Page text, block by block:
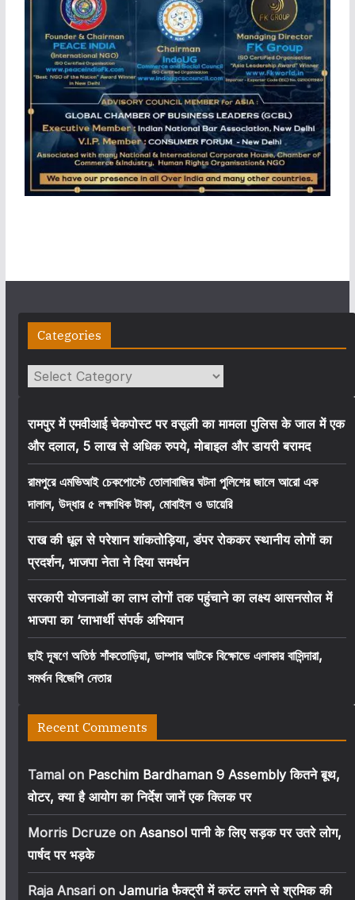
Categories
Categories
रामपुर में एमवीआई चेकपोस्ट पर वसूली का मामला पुलिस के जाल में एक
और दलाल, 5 लाख से अधिक रुपये, मोबाइल और डायरी बरामद
রামপুরে এমভিআই চেকপোস্টে তোলাবাজির ঘটনা পুলিশের জালে আরো এক
দালাল, উদ্ধার ৫ লক্ষাধিক টাকা, মোবাইল ও ডায়েরি
राख की धूल से परेशान शांकतोड़िया, डंपर रोककर स्थानीय लोगों का
प्रदर्शन, भाजपा नेता ने दिया समर्थन
सरकारी योजनाओं का लाभ लोगों तक पहुंचाने का लक्ष्य आसनसोल में
भाजपा का ‘लाभार्थी संपर्क अभियान
ছাই দূষণে অতিষ্ঠ শাঁকতোড়িয়া, ডাম্পার আটকে বিক্ষোভে এলাকার বাসিন্দারা,
সমর্থন বিজেপি নেতার
Recent Comments
Tamalon Paschim Bardhaman 9 Assembly कितने बूथ,
वोटर, क्या है आयोग का निर्देश जानें एक क्लिक पर
Morris Dcruzeon Asansol पानी के लिए सड़क पर उतरे लोग,
पार्षद पर भड़के
Raja Ansarion Jamuria फैक्ट्री में करंट लगने से श्रमिक की